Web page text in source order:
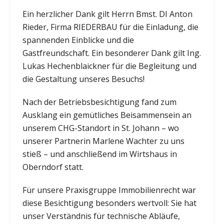
Ein herzlicher Dank gilt Herrn Bmst. DI Anton
Rieder, Firma RIEDERBAU für die Einladung, die
spannenden Einblicke und die
Gastfreundschaft. Ein besonderer Dank gilt Ing.
Lukas Hechenblaickner für die Begleitung und
die Gestaltung unseres Besuchs!
Nach der Betriebsbesichtigung fand zum
Ausklang ein gemütliches Beisammensein an
unserem CHG-Standort in St. Johann – wo
unserer Partnerin Marlene Wachter zu uns
stieß – und anschließend im Wirtshaus in
Oberndorf statt.
Für unsere Praxisgruppe Immobilienrecht war
diese Besichtigung besonders wertvoll: Sie hat
unser Verständnis für technische Abläufe,